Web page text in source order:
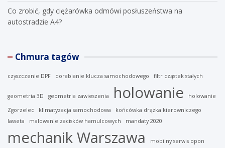
Co zrobić, gdy ciężarówka odmówi posłuszeństwa na
autostradzie A4?
Chmura tagów
czyszczenie DPF dorabianie klucza samochodowego filtr cząstek stałych
geometria 3D geometria zawieszenia holowanie
holowanie
Zgorzelec
klimatyzacja samochodowa
końcówka drążka kierowniczego
laweta
malowanie zacisków hamulcowych mandaty 2020
mechanik Warszawa
mobilny serwis opon